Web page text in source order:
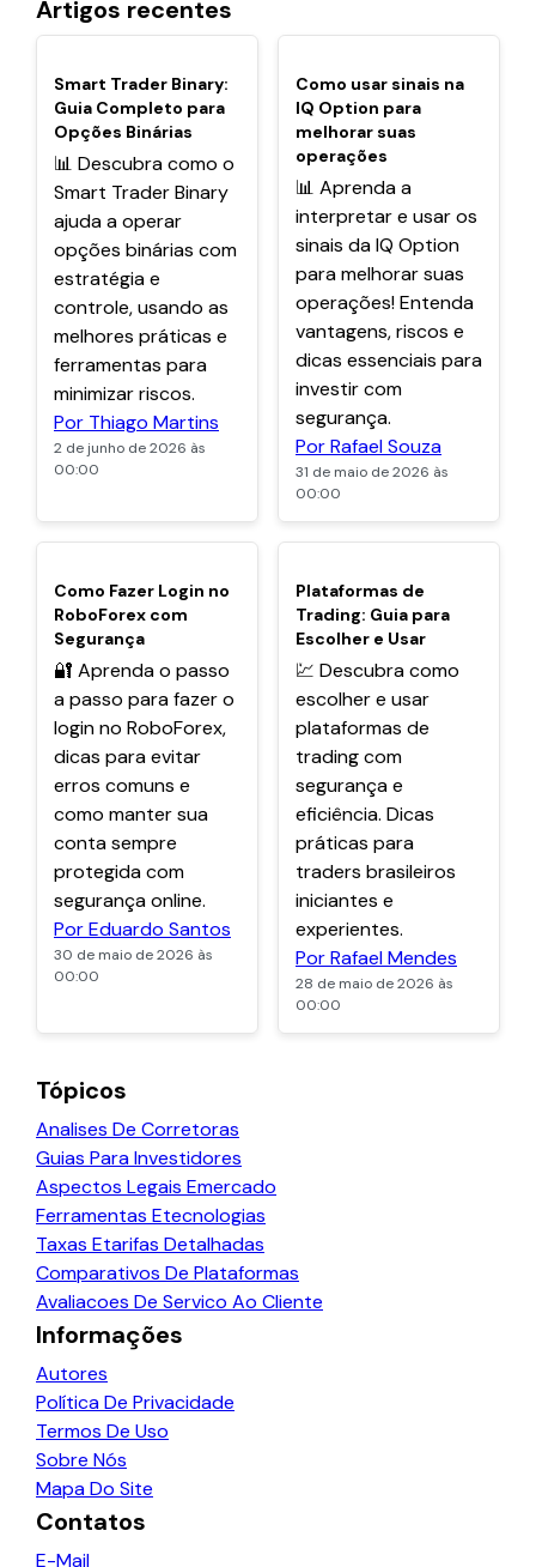
Artigos recentes
POPULARES
Smart Trader Binary:
Guia Completo para
Opções Binárias
📊 Descubra como o
Smart Trader Binary
ajuda a operar
opções binárias com
estratégia e
controle, usando as
melhores práticas e
ferramentas para
minimizar riscos.
Por Thiago Martins
2 de junho de 2026 às
00:00
POPULARES
Como usar sinais na
IQ Option para
melhorar suas
operações
📊 Aprenda a
interpretar e usar os
sinais da IQ Option
para melhorar suas
operações! Entenda
vantagens, riscos e
dicas essenciais para
investir com
segurança.
Por Rafael Souza
31 de maio de 2026 às
00:00
POPULARES
Como Fazer Login no
RoboForex com
Segurança
🔐 Aprenda o passo
a passo para fazer o
login no RoboForex,
dicas para evitar
erros comuns e
como manter sua
conta sempre
protegida com
segurança online.
Por Eduardo Santos
30 de maio de 2026 às
00:00
POPULARES
Plataformas de
Trading: Guia para
Escolher e Usar
💹 Descubra como
escolher e usar
plataformas de
trading com
segurança e
eficiência. Dicas
práticas para
traders brasileiros
iniciantes e
experientes.
Por Rafael Mendes
28 de maio de 2026 às
00:00
Tópicos
Analises De Corretoras
Guias Para Investidores
Aspectos Legais Emercado
Ferramentas Etecnologias
Taxas Etarifas Detalhadas
Comparativos De Plataformas
Avaliacoes De Servico Ao Cliente
Informações
Autores
Política De Privacidade
Termos De Uso
Sobre Nós
Mapa Do Site
Contatos
E-Mail